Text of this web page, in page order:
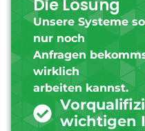
Die Lösung
Unsere Systeme
nur noch
Anfragen
wirklich
arbeiten kannst.
wichtigen